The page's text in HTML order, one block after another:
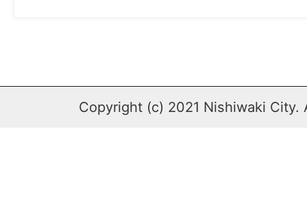
Copyright (c) 2021 Nishiwaki City.